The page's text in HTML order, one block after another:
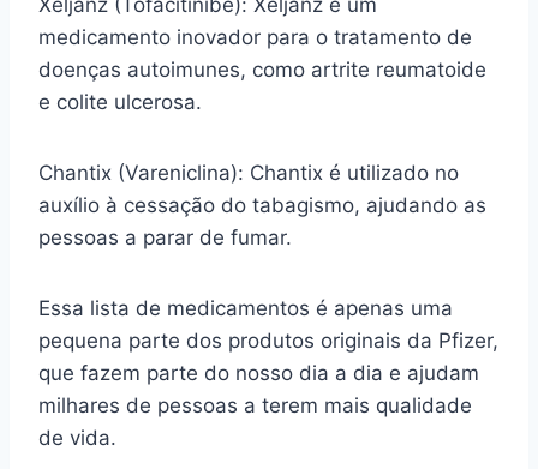
Xeljanz (Tofacitinibe): Xeljanz é um
medicamento inovador para o tratamento de
doenças autoimunes, como artrite reumatoide
e colite ulcerosa.
Chantix (Vareniclina): Chantix é utilizado no
auxílio à cessação do tabagismo, ajudando as
pessoas a parar de fumar.
Essa lista de medicamentos é apenas uma
pequena parte dos produtos originais da Pfizer,
que fazem parte do nosso dia a dia e ajudam
milhares de pessoas a terem mais qualidade
de vida.